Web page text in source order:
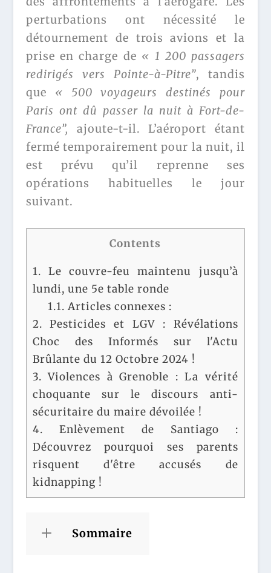
perturbations ont nécessité le
détournement de trois avions et la
prise en charge de « 1 200 passagers
redirigés vers Pointe-à-Pitre”, tandis
que « 500 voyageurs destinés pour
Paris ont dû passer la nuit à Fort-de-
France”, ajoute-t-il. L’aéroport étant
fermé temporairement pour la nuit, il
est prévu qu’il reprenne ses
opérations habituelles le jour
suivant.
Contents
1. Le couvre-feu maintenu jusqu’à
lundi, une 5e table ronde
1.1. Articles connexes :
2. Pesticides et LGV : Révélations
Choc des Informés sur l'Actu
Brûlante du 12 Octobre 2024 !
3. Violences à Grenoble : La vérité
choquante sur le discours anti-
sécuritaire du maire dévoilée !
4. Enlèvement de Santiago :
Découvrez pourquoi ses parents
risquent d'être accusés de
kidnapping !
Sommaire